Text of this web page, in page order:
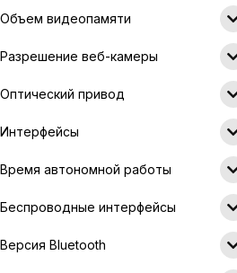
Объем видеопамяти
Разрешение веб-камеры
Оптический привод
Интерфейсы
Время автономной работы
Беспроводные интерфейсы
Версия Bluetooth